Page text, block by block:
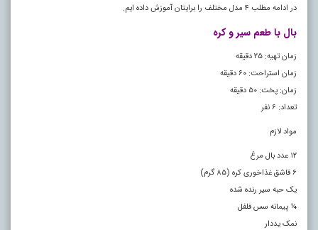
در ادامه مطلب ۴ مدل مختلف را برایتان آموزش داده ایم.
بال با طعم سیر و کره
زمان تهیه: ۲۵ دقیقه
زمان استراحت: ۶۰ دقیقه
زمان: پخت: ۵۰ دقیقه
تعداد: ۶ نفر
مواد لازم
۱۲ عدد بال مرغ
۶ قاشق غذاخوری کره (۸۵ گرم)
یک حبه سیر رنده شده
¼ پیمانه سس فلفل
نمک یددار